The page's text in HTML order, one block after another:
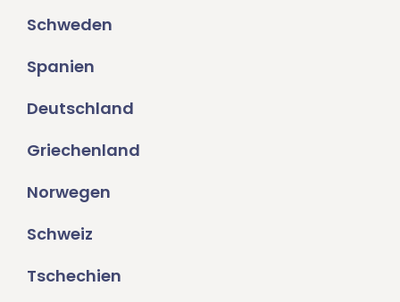
Schweden
Spanien
Deutschland
Griechenland
Norwegen
Schweiz
Tschechien